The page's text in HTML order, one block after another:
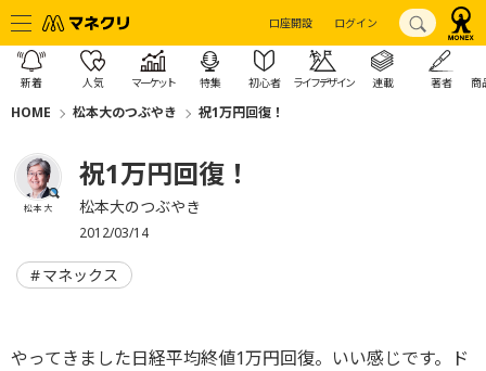
口座開設 ログイン
新着 人気 マーケット 特集 初心者 ライフデザイン 連載 著者 商
HOME 松本大のつぶやき 祝1万円回復！
松本 大
祝1万円回復！
松本大のつぶやき
2012/03/14
マネックス
やってきました日経平均終値1万円回復。いい感じです。ド